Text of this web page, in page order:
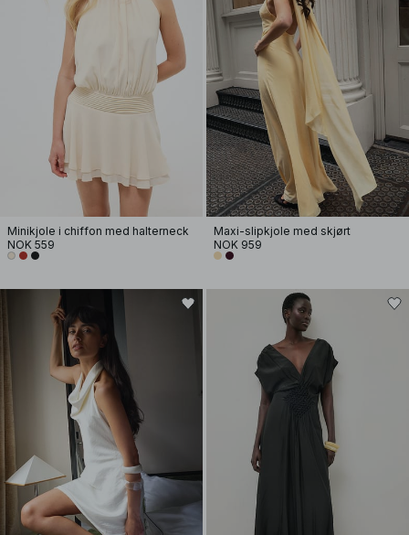
Minikjole i chiffon med halterneck
NOK 559
Maxi-slipkjole med skjørt
NOK 959